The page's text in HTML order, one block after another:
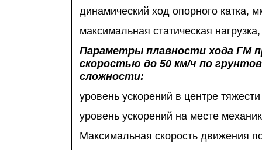
динамический ход опорного катка,
максимальная статическая
Параметры плавности хода ГМ
скоростью до50 км/ч по
сложности:
уровень ускорений в центре
уровень ускорений на месте
Максимальная скорость движения